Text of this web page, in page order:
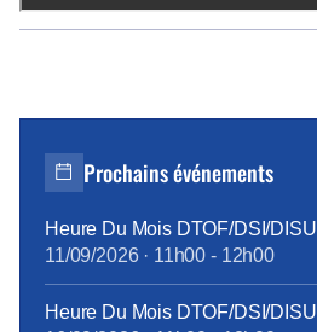
Prochains événements
Heure Du Mois DTOF/DSI/DISU
11/09/2026· 11h00 - 12h00
Heure Du Mois DTOF/DSI/DISU